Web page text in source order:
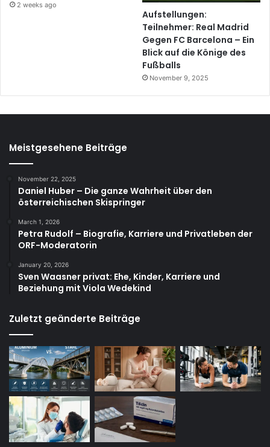
2 weeks ago
Aufstellungen:
Teilnehmer: Real Madrid
Gegen FC Barcelona – Ein
Blick auf die Könige des
Fußballs
November 9, 2025
Meistgesehene Beiträge
November 22, 2025
Daniel Huber – Die ganze Wahrheit über den
österreichischen Skispringer
March 1, 2026
Petra Rudolf – Biografie, Karriere und Privatleben der
ORF-Moderatorin
January 20, 2026
Sven Waasner privat: Ehe, Kinder, Karriere und
Beziehung mit Viola Wedekind
Zuletzt geänderte Beiträge